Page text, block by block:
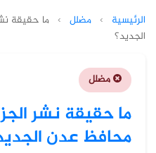
الرئيسية › مضلل › ما حقيقة
الجديد؟
مضلل
ما حقيقة نشر
محافظ عدن